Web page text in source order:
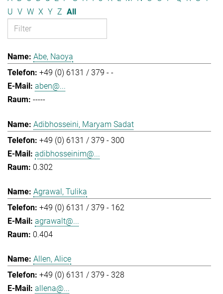
U V W X Y Z All
Abe, Naoya
+49 (0) 6131 / 379 - -
aben@...
-----
Adibhosseini, Maryam Sadat
+49 (0) 6131 / 379 - 300
adibhosseinim@...
0.302
Agrawal, Tulika
+49 (0) 6131 / 379 - 162
agrawalt@...
0.404
Allen, Alice
+49 (0) 6131 / 379 - 328
allena@...